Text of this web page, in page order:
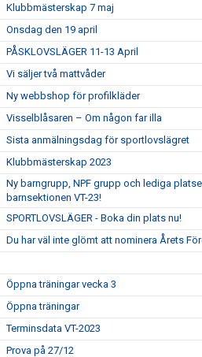
Klubbmästerskap 7 maj
Onsdag den 19 april
PÅSKLOVSLÄGER 11-13 April
Vi säljer två mattvåder
Ny webbshop för profilkläder
Visselblåsaren – Om någon far illa
Sista anmälningsdag för sportlovslägret
Klubbmästerskap 2023
Ny barngrupp, NPF grupp och lediga
barnsektionen VT-23!
SPORTLOVSLÄGER - Boka din plats nu!
Du har väl inte glömt att nominera Årets
Öppna träningar vecka 3
Öppna träningar
Terminsdata VT-2023
Prova på 27/12